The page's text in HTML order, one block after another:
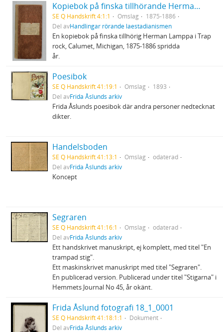
Kopiebok på finska tillhörande Herman Lamppa
SE Q Handskrift 4:1:1 Omslag
1875-1886
Del avHandlingar rörande laestadianismen
En kopiebok på finska tillhörig Herman Lamppa i Trap
rock, Calumet, Michigan, 1875-1886 spridda
år.
Poesibok
SE Q Handskrift 41:19:1 Omslag
1893
Del avFrida Åslunds arkiv
Frida Åslunds poesibok där andra personer nedtecknat
dikter.
Handelsboden
SE Q Handskrift 41:13:1 Omslag
odaterad
Del avFrida Åslunds arkiv
Koncept
Segraren
SE Q Handskrift 41:16:1 Omslag
odaterad
Del avFrida Åslunds arkiv
Ett handskrivet manuskript, ej komplett, med titel "En
trampad stig".
Ett maskinskrivet manuskript med titel "Segraren".
En publicerad version. Publicerad under titel "Stigarna" i
Hemmets Journal No 45, år okänt.
Frida Åslund fotografi 18_1_0001
SE Q Handskrift 41:18:1:1
Dokument
Del avFrida Åslunds arkiv